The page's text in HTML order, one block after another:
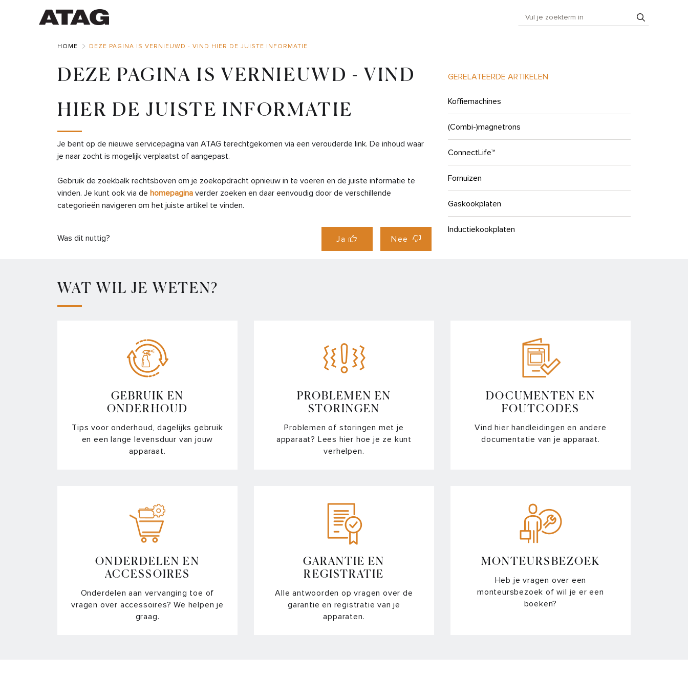
HOME DEZE PAGINA IS VERNIEUWD - VIND HIER DE JUISTE INFORMATIE
DEZE PAGINA IS VERNIEUWD - VIND
HIER DE JUISTE INFORMATIE
Je bent op de nieuwe servicepagina van ATAG terechtgekomen via een verouderde link. De inhoud waar
je naar zocht is mogelijk verplaatst of aangepast.
Gebruik de zoekbalk rechtsboven om je zoekopdracht opnieuw in te voeren en de juiste informatie te
vinden. Je kunt ook via de homepagina verder zoeken en daar eenvoudig door de verschillende
categorieën navigeren om het juiste artikel te vinden.
Was dit nuttig? Ja Nee
GERELATEERDE ARTIKELEN
Koffiemachines
(Combi-)magnetrons
ConnectLife™
Fornuizen
Gaskookplaten
Inductiekookplaten
Keramische kookplaten
Afzuigkappen
Inductiekookplaten met afzuiging
Warmhoudlades en Vacumeerlades
WAT WIL JE WETEN?
GEBRUIK EN
ONDERHOUD
Tips voor onderhoud, dagelijks gebruik
en een lange levensduur van jouw
apparaat.
PROBLEMEN EN
STORINGEN
Problemen of storingen met je
apparaat? Lees hier hoe je ze kunt
verhelpen.
DOCUMENTEN EN
FOUTCODES
Vind hier handleidingen en andere
documentatie van je apparaat.
ONDERDELEN EN
ACCESSOIRES
Onderdelen aan vervanging toe of
vragen over accessoires? We helpen je
graag.
GARANTIE EN
REGISTRATIE
Alle antwoorden op vragen over de
garantie en registratie van je
apparaten.
MONTEURSBEZOEK
Heb je vragen over een
monteursbezoek of wil je er een
boeken?